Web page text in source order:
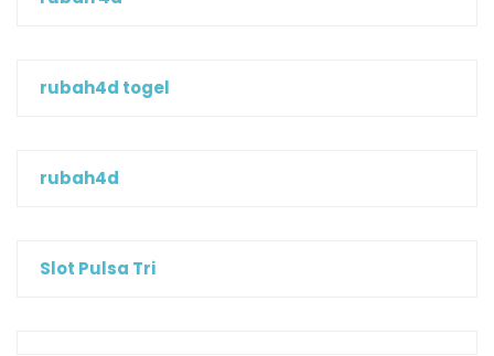
rubah4d togel
rubah4d
Slot Pulsa Tri